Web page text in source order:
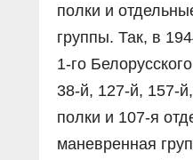
полки и
группы. Так, в
1-го
38-й, 127-й, 157-
полки и 107-я
маневренная